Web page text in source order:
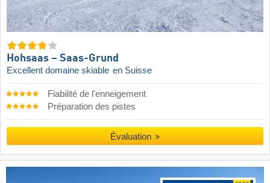
Hohsaas – Saas-Grund
Excellent domaine skiable en Suisse
Fiabilité de l'enneigement
Préparation des pistes
Évaluation